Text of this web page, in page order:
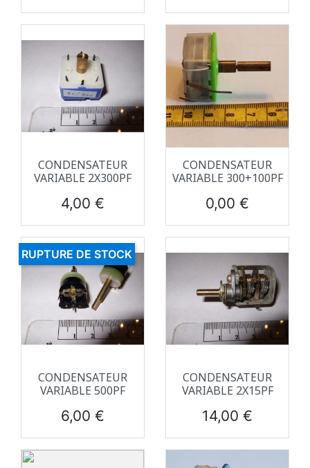
CONDENSATEUR
VARIABLE 2X300PF
Prix
4,00 €
CONDENSATEUR
VARIABLE 300+100PF
Prix
0,00 €
CONDENSATEUR
VARIABLE 500PF
Prix
6,00 €
RUPTURE DE STOCK
CONDENSATEUR
VARIABLE 2X15PF
Prix
14,00 €